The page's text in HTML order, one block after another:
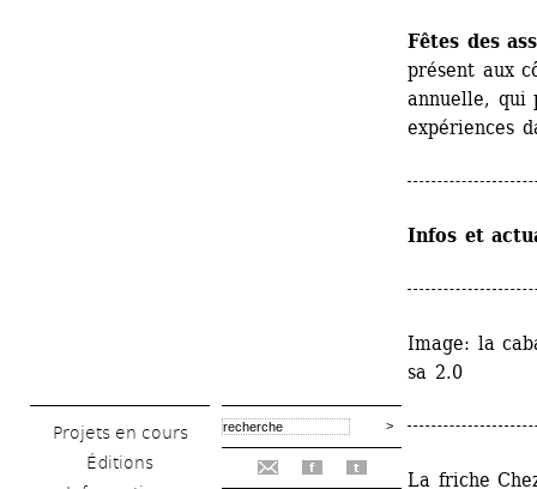
Projets en cours
Éditions
f t
Fêtes des
présent aux
annuelle, qui
expériences
Infos et
Image: la
sa 2.0
La friche